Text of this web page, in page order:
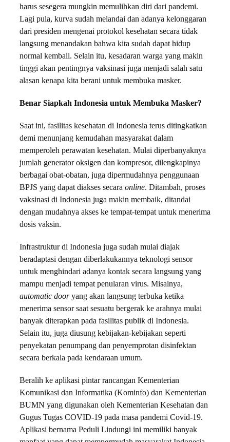
harus sesegera mungkin memulihkan diri dari pandemi.
Lagi pula, kurva sudah melandai dan adanya kelonggaran
dari presiden mengenai protokol kesehatan secara tidak
langsung menandakan bahwa kita sudah dapat hidup
normal kembali. Selain itu, kesadaran warga yang makin
tinggi akan pentingnya vaksinasi juga menjadi salah satu
alasan kenapa kita berani untuk membuka masker.
Benar Siapkah Indonesia untuk Membuka Masker?
Saat ini, fasilitas kesehatan di Indonesia terus ditingkatkan
demi menunjang kemudahan masyarakat dalam
memperoleh perawatan kesehatan. Mulai diperbanyaknya
jumlah generator oksigen dan kompresor, dilengkapinya
berbagai obat-obatan, juga dipermudahnya penggunaan
BPJS yang dapat diakses secara online. Ditambah, proses
vaksinasi di Indonesia juga makin membaik, ditandai
dengan mudahnya akses ke tempat-tempat untuk menerima
dosis vaksin.
Infrastruktur di Indonesia juga sudah mulai diajak
beradaptasi dengan diberlakukannya teknologi sensor
untuk menghindari adanya kontak secara langsung yang
mampu menjadi tempat penularan virus. Misalnya,
automatic dooryang akan langsung terbuka ketika
menerima sensor saat sesuatu bergerak ke arahnya mulai
banyak diterapkan pada fasilitas publik di Indonesia.
Selain itu, juga diusung kebijakan-kebijakan seperti
penyekatan penumpang dan penyemprotan disinfektan
secara berkala pada kendaraan umum.
Beralih ke aplikasi pintar rancangan Kementerian
Komunikasi dan Informatika (Kominfo) dan Kementerian
BUMN yang digunakan oleh Kementerian Kesehatan dan
Gugus Tugas COVID-19 pada masa pandemi Covid-19.
Aplikasi bernama Peduli Lindungi ini memiliki banyak